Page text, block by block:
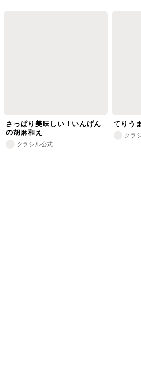
さっぱり美味しい！いんげん
の胡麻和え
クラシル公式
てりう
クラ